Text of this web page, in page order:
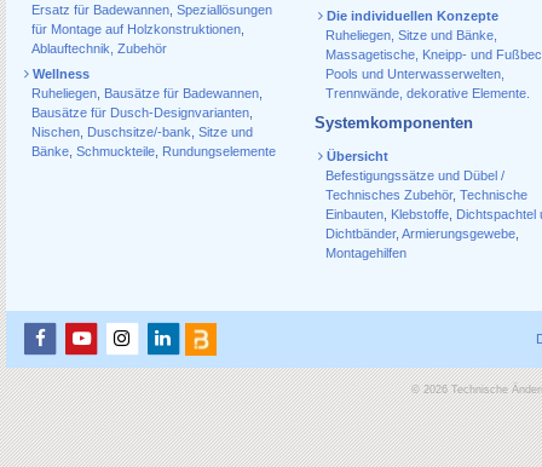
Ersatz für Badewannen Speziallösungen
für Montage auf Holzkonstruktionen
Ablauf­technik, Zubehör
Wellness
Ruheliegen
Bausätze für Badewannen
Bausätze für Dusch-Designvarianten
Nischen
Duschsitze/-bank Sitze und
Bänke Schmuckteile Rundungselemente
Die individuellen Konzepte
Ruheliegen, Sitze und Bänke,
Massagetische, Kneipp- und
Pools und Unterwasserwelten,
Trennwände, dekorative Elemente.
Systemkomponenten
Übersicht
Befestigungssätze und Dübel /
Technisches Zubehör, Technische
Einbauten, Klebstoffe,
Dichtspachtel
Dichtbänder, Armierungsgewebe,
Montagehilfen
© 2026 Technische